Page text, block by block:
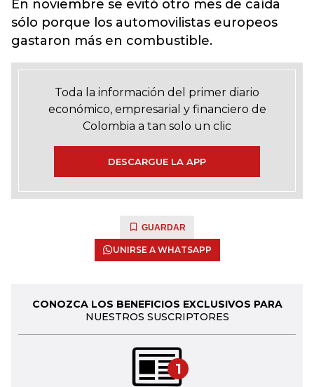
En noviembre se evitó otro mes de caída
sólo porque los automovilistas europeos
gastaron más en combustible.
Toda la información del primer diario
económico, empresarial y financiero de
Colombia a tan solo un clic
DESCARGUE LA APP
GUARDAR
UNIRSE A WHATSAPP
CONOZCA LOS BENEFICIOS EXCLUSIVOS PARA
NUESTROS SUSCRIPTORES
1